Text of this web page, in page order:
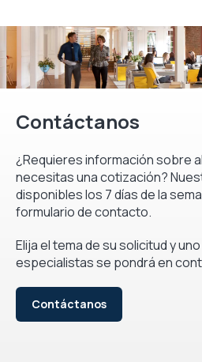
Contáctanos
¿Requieres información sobre
necesitas una cotización?
disponibles los 7 días de la
formulario de contacto.
Elija el tema de su solicitud y
especialistas se pondrá en
Contáctanos